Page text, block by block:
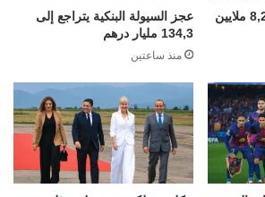
المغرب يسجل تسليم 8,22 ملايين
عجز السيولة البنكية يتراجع إلى
134,3 مليار درهم
منذ ساعتين